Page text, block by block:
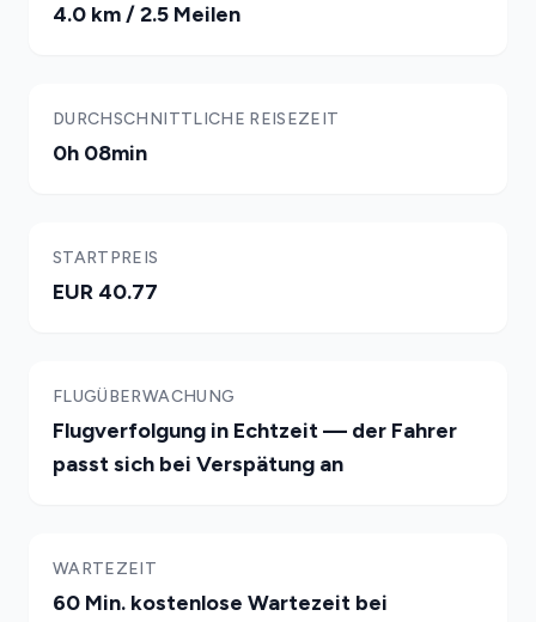
4.0 km / 2.5 Meilen
DURCHSCHNITTLICHE REISEZEIT
0h 08min
STARTPREIS
EUR 40.77
FLUGÜBERWACHUNG
Flugverfolgung in Echtzeit — der Fahrer
passt sich bei Verspätung an
WARTEZEIT
60 Min. kostenlose Wartezeit bei